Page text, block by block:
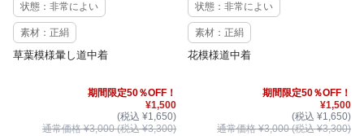
状態：非常によい
素材：正絹
草葉模様暈し道中着
期間限定50％OFF！
¥1,500
(税込 ¥1,650)
通常価格 ¥3,000 (税込 ¥3,300)
状態：非常によい
素材：正絹
花模様道中着
期間限定50％OFF！
¥1,500
(税込 ¥1,650)
通常価格 ¥3,000 (税込 ¥3,300)